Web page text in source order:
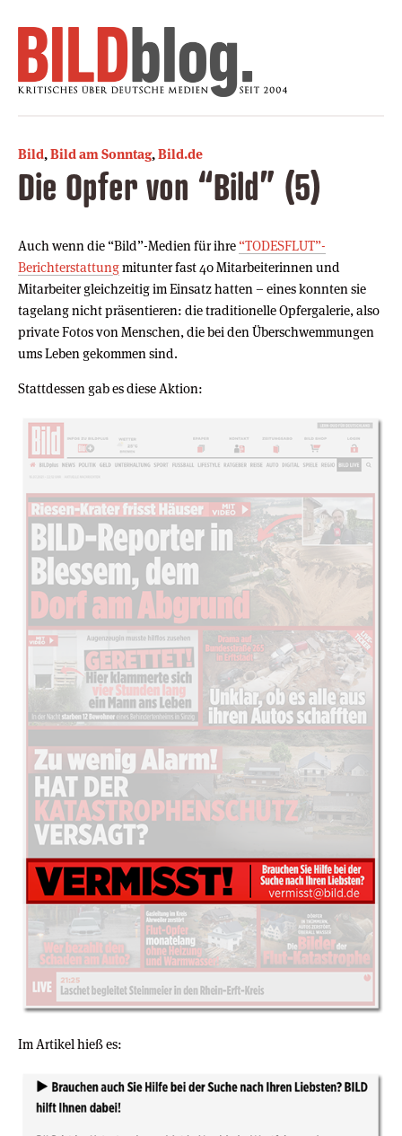
Bild,Bild am Sonntag,Bild.de
Die Opfer von “Bild” (5)
Auch wenn die “Bild”-Medien für ihre “TODESFLUT”-
Berichterstattungmitunter fast 40 Mitarbeiterinnen und
Mitarbeiter gleichzeitig im Einsatz hatten – eines konnten sie
tagelang nicht präsentieren: die traditionelle Opfergalerie, also
private Fotos von Menschen, die bei den Überschwemmungen
ums Leben gekommen sind.
Stattdessen gab es diese Aktion:
Im Artikel hieß es: